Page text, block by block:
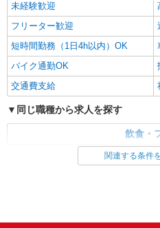
未経験歓迎
フリーター歓迎
短時間勤務（1日4h以内）OK
バイク通勤OK
交通費支給
同じ職種から求人を探す
飲食・
同じ特徴から求人を探す
車通勤OK
関連する条件